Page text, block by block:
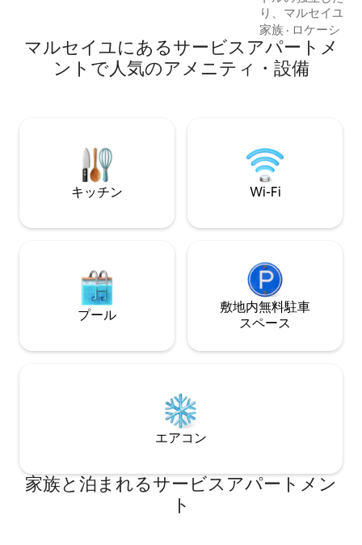
り、マルセイユ
あるエンス・ラ・
す。 2021年に改
と専用のパノラマテラス。
ングコース、フ
車スペースがあり
家族 · ロケーショ
マルセイユにあるサービスアパートメ
ントで人気のアメニティ・設備
キッチン Wi-Fi
プール
敷地内無料駐⁠車
ス⁠ペ⁠ー⁠ス
エアコン
家族と泊まれるサービスアパートメン
ト